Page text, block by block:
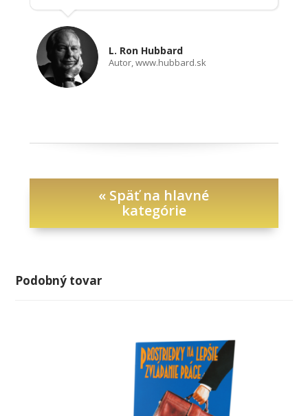
L. Ron Hubbard
Autor, www.hubbard.sk
« Späť na hlavné
kategórie
Podobný tovar